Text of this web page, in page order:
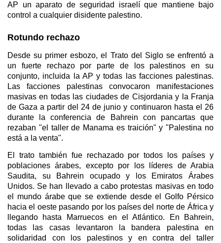
AP un aparato de seguridad israelí que mantiene bajo
control a cualquier disidente palestino.
Rotundo rechazo
Desde su primer esbozo, el Trato del Siglo se enfrentó a
un fuerte rechazo por parte de los palestinos en su
conjunto, incluida la AP y todas las facciones palestinas.
Las facciones palestinas convocaron manifestaciones
masivas en todas las ciudades de Cisjordania y la Franja
de Gaza a partir del 24 de junio y continuaron hasta el 26
durante la conferencia de Bahrein con pancartas que
rezaban "el taller de Manama es traición" y "Palestina no
está a la venta".
El trato también fue rechazado por todos los países y
poblaciones árabes, excepto por los líderes de Arabia
Saudita, su Bahrein ocupado y los Emiratos Árabes
Unidos. Se han llevado a cabo protestas masivas en todo
el mundo árabe que se extiende desde el Golfo Pérsico
hacia el oeste pasando por los países del norte de África y
llegando hasta Marruecos en el Atlántico. En Bahrein,
todas las casas levantaron la bandera palestina en
solidaridad con los palestinos y en contra del taller